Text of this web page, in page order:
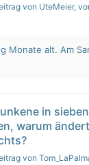
von UteMeier,
Monate alt. Am
in sieben
warum ändert
von